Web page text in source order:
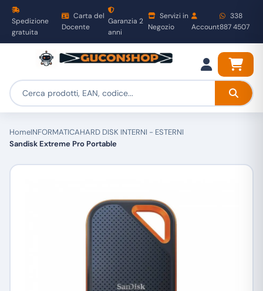
Spedizione
gratuita
Carta del
Docente
Garanzia 2
anni
Servizi in
Negozio
Account
338
887 4507
HomeINFORMATICAHARD DISK INTERNI - ESTERNI
Sandisk Extreme Pro Portable